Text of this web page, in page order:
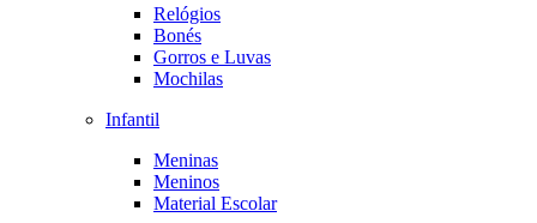
Relógios
Bonés
Gorros e Luvas
Mochilas
Infantil
Meninas
Meninos
Material Escolar